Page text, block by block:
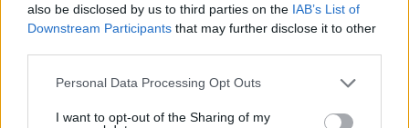
also be disclosed by us to third parties on the IAB’s List of
Downstream Participants that may further disclose it to other
Please note that this website/app uses one or more Google
not limited to your visit or usage behaviour. You may click to
Personal Data Processing Opt Outs
I want to opt-out of the Sharing of my
09.08.2026, 12:07
Το σπίτι του τρόμου στο Άινταχο: Η
δολοφονήθηκαν μέσα σε λίγα λεπτά